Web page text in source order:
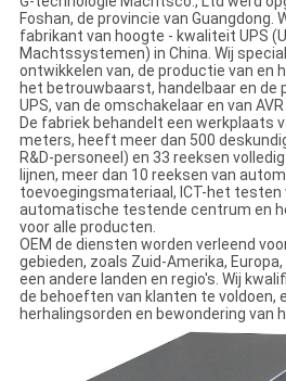
Foshan, de provincie van Guangdong.
fabrikant van hoogte - kwaliteit UPS
Machtssystemen) in China. Wij
ontwikkelen van, de productie van en
het betrouwbaarst, handelbaar en de
UPS, van de omschakelaar en van
De fabriek behandelt een werkplaats
meters, heeft meer dan 500
R&D-personeel) en 33 reeksen
lijnen, meer dan 10 reeksen van
toevoegingsmateriaal, ICT-het testen
automatische testende centrum en
voor alle producten.
OEM de diensten worden verleend
gebieden, zoals Zuid-Amerika,
een andere landen en regio's. Wij
de behoeften van klanten te voldoen,
herhalingsorden en bewondering van